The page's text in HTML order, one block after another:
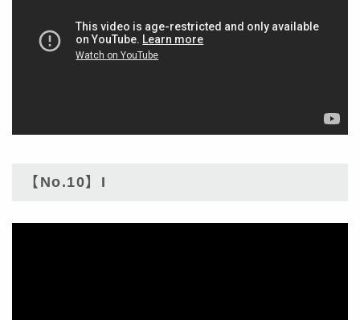
【No.10】I